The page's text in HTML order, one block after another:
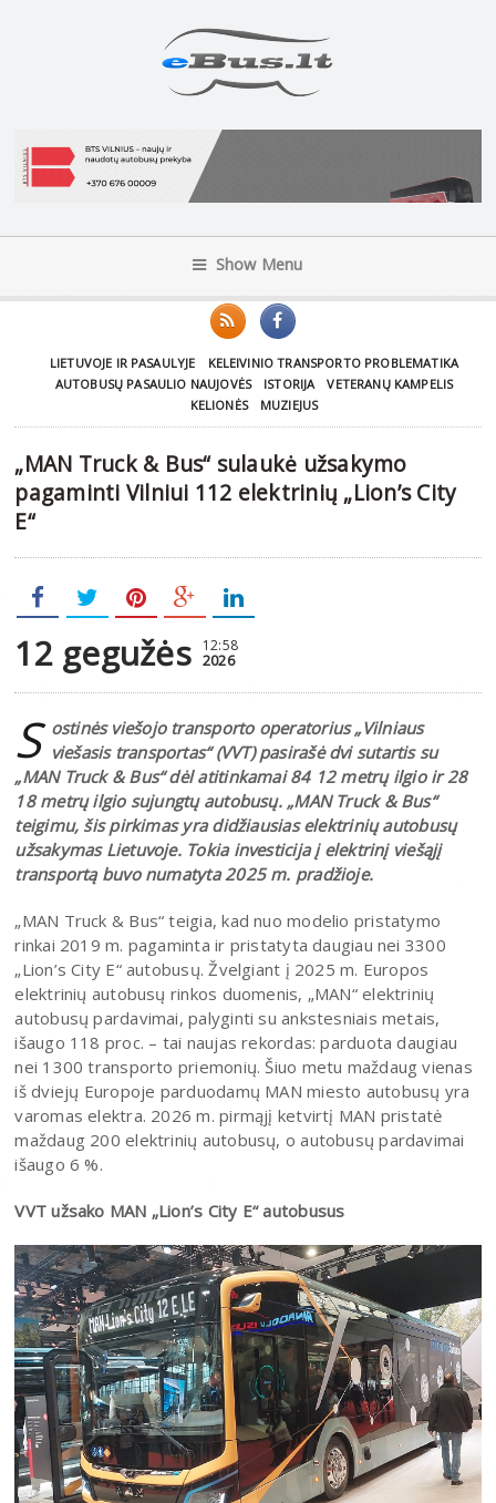
Show Menu
LIETUVOJE IR PASAULYJE
KELEIVINIO TRANSPORTO PROBLEMATIKA
AUTOBUSŲ PASAULIO NAUJOVĖS
ISTORIJA
VETERANŲ KAMPELIS
KELIONĖS
MUZIEJUS
„MAN Truck & Bus“ sulaukė užsakymo
pagaminti Vilniui 112 elektrinių „Lion’s City
E“
12 gegužės 12:58
2026
S ostinės viešojo transporto operatorius „Vilniaus
viešasis transportas“ (VVT) pasirašė dvi sutartis su
„MAN Truck & Bus“ dėl atitinkamai 84 12 metrų ilgio ir 28
18 metrų ilgio sujungtų autobusų. „MAN Truck & Bus“
teigimu, šis pirkimas yra didžiausias elektrinių autobusų
užsakymas Lietuvoje. Tokia investicija į elektrinį viešąjį
transportą buvo numatyta 2025 m. pradžioje.
„MAN Truck & Bus“ teigia, kad nuo modelio pristatymo
rinkai 2019 m. pagaminta ir pristatyta daugiau nei 3300
„Lion’s City E“ autobusų. Žvelgiant į 2025 m. Europos
elektrinių autobusų rinkos duomenis, „MAN“ elektrinių
autobusų pardavimai, palyginti su ankstesniais metais,
išaugo 118 proc. – tai naujas rekordas: parduota daugiau
nei 1300 transporto priemonių. Šiuo metu maždaug vienas
iš dviejų Europoje parduodamų MAN miesto autobusų yra
varomas elektra. 2026 m. pirmąjį ketvirtį MAN pristatė
maždaug 200 elektrinių autobusų, o autobusų pardavimai
išaugo 6 %.
VVT užsako MAN „Lion’s City E“ autobusus